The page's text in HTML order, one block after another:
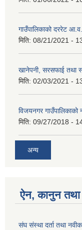
गाउँपालिकाको दररेट
मिति: 08/21/2021 -
खानेपनी, सरसफाई तथा
मिति: 02/03/2021 -
विजयनगर
मिति: 09/27/2018 -
अन्य
ऐन, कानुन तथा
संघ संस्था दर्ता तथा